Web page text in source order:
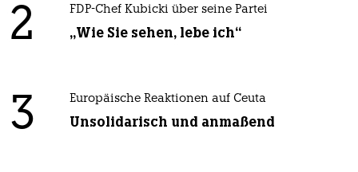
2 FDP-Chef Kubicki über seine Partei
„Wie Sie sehen, lebe ich“
3 Europäische Reaktionen auf Ceuta
Unsolidarisch und anmaßend